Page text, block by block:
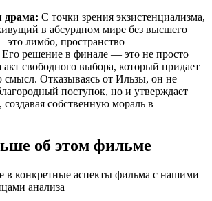
драма: С точки зрения экзистенциализма,
в абсурдном мире без высшего
лимбо, пространство
Его решение в финале — это не просто
акт свободного выбора, который придает
смысл. Отказываясь от Ильзы, он не
поступок, но и утверждает
собственную мораль в
об этом фильме
в конкретные аспекты фильма с нашими
анализа